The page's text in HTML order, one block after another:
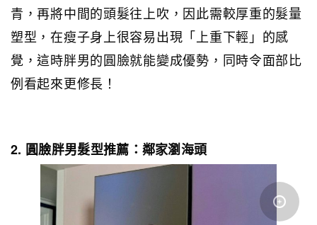
青，再將中間的頭髮往上吹，因此需較厚重的髮量
塑型，在瘦子身上很容易出現「上重下輕」的感
覺，這時胖男的圓臉就能變成優勢，同時令面部比
例看起來更修長！
2. 圓臉胖男髮型推薦：鄰家瀏海頭